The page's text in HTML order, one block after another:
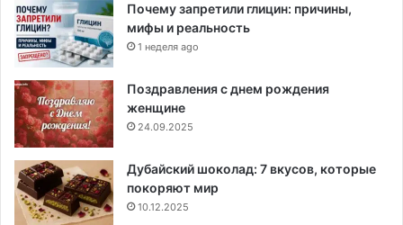
Почему запретили глицин: причины,
мифы и реальность
1 неделя ago
Поздравления с днем рождения
женщине
24.09.2025
Дубайский шоколад: 7 вкусов, которые
покоряют мир
10.12.2025